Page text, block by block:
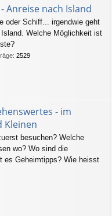
Anreise nach Island
oder Schiff... irgendwie geht
Welche Möglichkeit ist
: 2529
- im
Kleinen
besuchen? Welche
wo? Wo sind die
es Geheimtipps? Wie heisst